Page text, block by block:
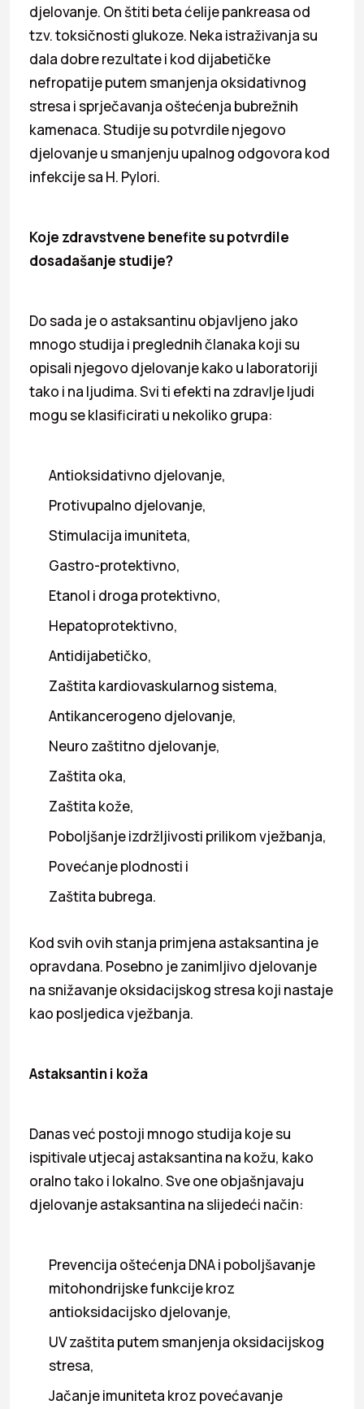
djelovanje. On štiti beta ćelije pankreasa od
tzv. toksičnosti glukoze. Neka istraživanja su
dala dobre rezultate i kod dijabetičke
nefropatije putem smanjenja oksidativnog
stresa i sprječavanja oštećenja bubrežnih
kamenaca. Studije su potvrdile njegovo
djelovanje u smanjenju upalnog odgovora kod
infekcije sa H. Pylori.
Koje zdravstvene benefite su potvrdile
dosadašanje studije?
Do sada je o astaksantinu objavljeno jako
mnogo studija i preglednih članaka koji su
opisali njegovo djelovanje kako u laboratoriji
tako i na ljudima. Svi ti efekti na zdravlje ljudi
mogu se klasificirati u nekoliko grupa:
Antioksidativno djelovanje,
Protivupalno djelovanje,
Stimulacija imuniteta,
Gastro-protektivno,
Etanol i droga protektivno,
Hepatoprotektivno,
Antidijabetičko,
Zaštita kardiovaskularnog sistema,
Antikancerogeno djelovanje,
Neuro zaštitno djelovanje,
Zaštita oka,
Zaštita kože,
Poboljšanje izdržljivosti prilikom vježbanja,
Povećanje plodnosti i
Zaštita bubrega.
Kod svih ovih stanja primjena astaksantina je
opravdana. Posebno je zanimljivo djelovanje
na snižavanje oksidacijskog stresa koji nastaje
kao posljedica vježbanja.
Astaksantin i koža
Danas već postoji mnogo studija koje su
ispitivale utjecaj astaksantina na kožu, kako
oralno tako i lokalno. Sve one objašnjavaju
djelovanje astaksantina na slijedeći način:
Prevencija oštećenja DNA i poboljšavanje
mitohondrijske funkcije kroz
antioksidacijsko djelovanje,
UV zaštita putem smanjenja oksidacijskog
stresa,
Jačanje imuniteta kroz povećavanje